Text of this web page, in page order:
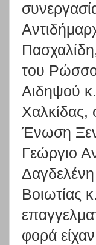
του
Αιδηψού
Χαλκίδας,
Ένωση
Γεώργιο
Βοιωτίας
φορά